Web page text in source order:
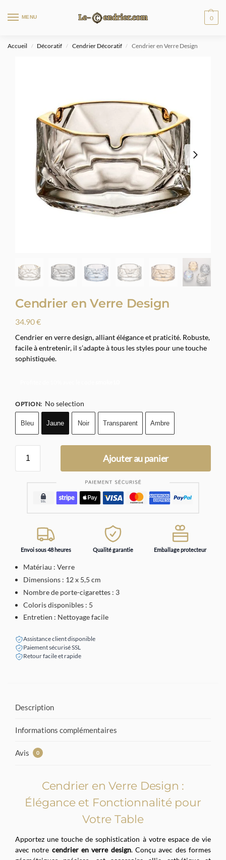
MENU 0
Accueil / Décoratif / Cendrier Décoratif / Cendrier en Verre Design
Cendrier en Verre Design
34.90€
Cendrier en verre design, alliant élégance et praticité. Robuste,
facile à entretenir, il s’adapte à tous les styles pour une touche
sophistiquée.
OPTION: No selection
Bleu Jaune Noir Transparent Ambre
Ajouter au panier
Envoi sous 48 heures Qualité garantie Emballage protecteur
Matériau : Verre
Dimensions : 12 x 5,5 cm
Nombre de porte-cigarettes : 3
Coloris disponibles : 5
Entretien : Nettoyage facile
Assistance client disponible
Paiement sécurisé SSL
Retour facile et rapide
Description
Informations complémentaires
Avis 0
Cendrier en Verre Design :
Élégance et Fonctionnalité pour
Votre Table
Apportez une touche de sophistication à votre espace de vie
avec notre cendrier en verre design. Conçu avec des formes